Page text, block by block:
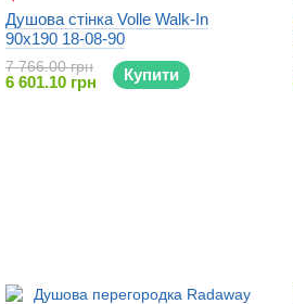
Душова стінка Volle Walk-In
90x190 18-08-90
7 766.00 грн
6 601.10 грн Купити